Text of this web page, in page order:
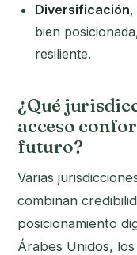
Diversificación,
bien
resiliente.
¿Qué
acceso
futuro?
Varias
combinan
posicionamiento
Árabes Unidos,